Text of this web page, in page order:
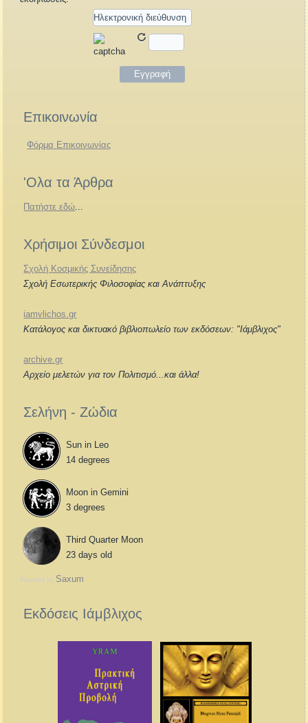
Επικοινωνία
Φόρμα Επικοινωνίας
'Ολα τα Άρθρα
Πατήστε εδώ...
Χρήσιμοι Σύνδεσμοι
Σχολή Κοσμικής Συνείδησης
Σχολή Εσωτερικής Φιλοσοφίας και Ανάπτυξης
iamvlichos.gr
Κατάλογος και δικτυακό βιβλιοπωλείο των εκδόσεων: "Ιάμβλιχος"
archive.gr
Αρχείο μελετών για τον Πολιτισμό...και άλλα!
Σελήνη - Ζώδια
Sun in Leo
14 degrees
Moon in Gemini
3 degrees
Third Quarter Moon
23 days old
Powered by Saxum
Εκδόσεις Ιάμβλιχος